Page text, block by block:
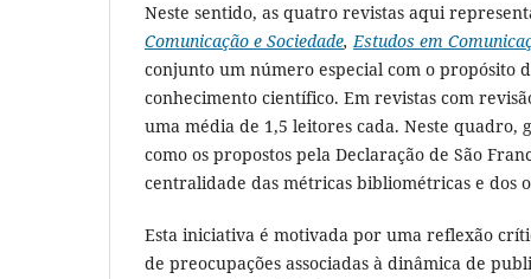
Neste sentido, as quatro revistas aqui
Comunicação e Sociedade,Estudos em
conjunto um número especial com o propósito
conhecimento científico. Em revistas com
uma média de 1,5 leitores cada. Neste quadro,
como os propostos pela Declaração de São
centralidade das métricas bibliométricas e dos
Esta iniciativa é motivada por uma reflexão
de preocupações associadas à dinâmica de